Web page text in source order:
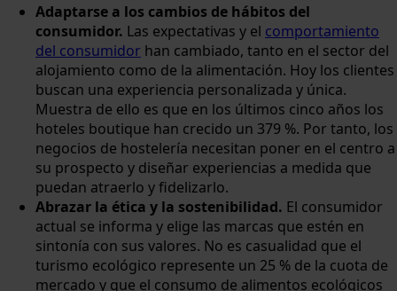
Adaptarse a los cambios de hábitos del
consumidor. Las expectativas y el comportamiento
del consumidor han cambiado, tanto en el sector del
alojamiento como de la alimentación. Hoy los clientes
buscan una experiencia personalizada y única.
Muestra de ello es que en los últimos cinco años los
hoteles boutique han crecido un 379 %. Por tanto, los
negocios de hostelería necesitan poner en el centro a
su prospecto y diseñar experiencias a medida que
puedan atraerlo y fidelizarlo.
Abrazar la ética y la sostenibilidad. El consumidor
actual se informa y elige las marcas que estén en
sintonía con sus valores. No es casualidad que el
turismo ecológico represente un 25 % de la cuota de
mercado y que el consumo de alimentos ecológicos